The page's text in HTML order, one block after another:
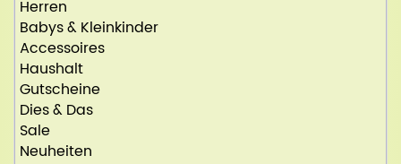
Herren
Babys & Kleinkinder
Accessoires
Haushalt
Gutscheine
Dies & Das
Sale
Neuheiten